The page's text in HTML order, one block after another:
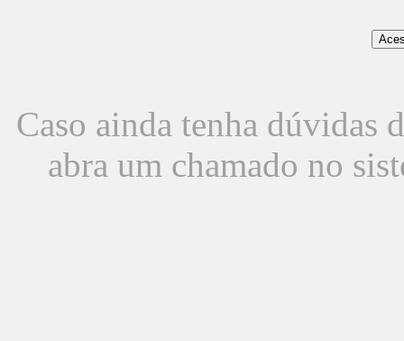
Caso ainda tenha dúvidas
abra um chamado no